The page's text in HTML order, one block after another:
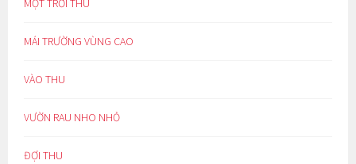
MỘT TRỜI THU
MÁI TRƯỜNG VÙNG CAO
VÀO THU
VƯỜN RAU NHO NHỎ
ĐỢI THU